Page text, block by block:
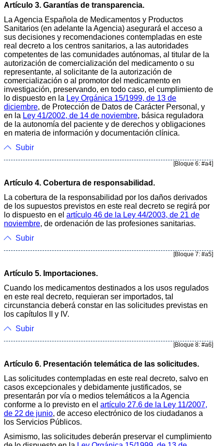
Artículo 3. Garantías de transparencia.
La Agencia Española de Medicamentos y Productos
Sanitarios (en adelante la Agencia) asegurará el acceso a
sus decisiones y recomendaciones contempladas en este
real decreto a los centros sanitarios, a las autoridades
competentes de las comunidades autónomas, al titular de la
autorización de comercialización del medicamento o su
representante, al solicitante de la autorización de
comercialización o al promotor del medicamento en
investigación, preservando, en todo caso, el cumplimiento de
lo dispuesto en la Ley Orgánica 15/1999, de 13 de
diciembre, de Protección de Datos de Carácter Personal, y
en la Ley 41/2002, de 14 de noviembre, básica reguladora
de la autonomía del paciente y de derechos y obligaciones
en materia de información y documentación clínica.
Subir
[Bloque 6: #a4]
Artículo 4. Cobertura de responsabilidad.
La cobertura de la responsabilidad por los daños derivados
de los supuestos previstos en este real decreto se regirá por
lo dispuesto en el artículo 46 de la Ley 44/2003, de 21 de
noviembre, de ordenación de las profesiones sanitarias.
Subir
[Bloque 7: #a5]
Artículo 5. Importaciones.
Cuando los medicamentos destinados a los usos regulados
en este real decreto, requieran ser importados, tal
circunstancia deberá constar en las solicitudes previstas en
los capítulos II y IV.
Subir
[Bloque 8: #a6]
Artículo 6. Presentación telemática de las solicitudes.
Las solicitudes contempladas en este real decreto, salvo en
casos excepcionales y debidamente justificados, se
presentarán por vía o medios telemáticos a la Agencia
conforme a lo previsto en el artículo 27.6 de la Ley 11/2007,
de 22 de junio, de acceso electrónico de los ciudadanos a
los Servicios Públicos.
Asimismo, las solicitudes deberán preservar el cumplimiento